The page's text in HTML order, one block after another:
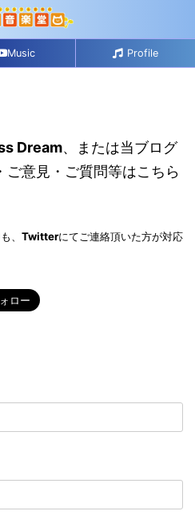
Music Profile
Dream、または当ブログ
ご意見・ご質問等はこちら
、 Twitterにてご連絡頂いた方が対応